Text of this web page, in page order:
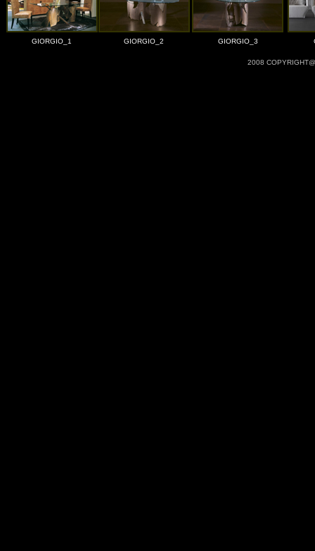
GIORGIO_1 GIORGIO_2 GIORGIO_3
2008